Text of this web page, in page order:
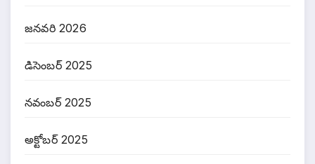
జనవరి 2026
డిసెంబర్ 2025
నవంబర్ 2025
అక్టోబర్ 2025